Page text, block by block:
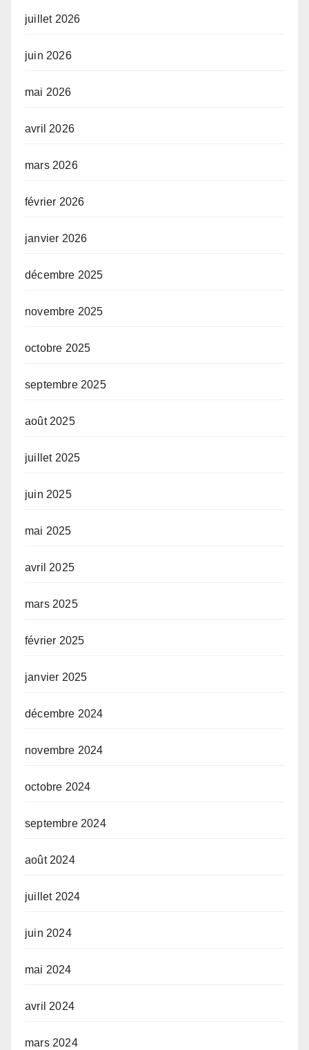
juillet 2026
juin 2026
mai 2026
avril 2026
mars 2026
février 2026
janvier 2026
décembre 2025
novembre 2025
octobre 2025
septembre 2025
août 2025
juillet 2025
juin 2025
mai 2025
avril 2025
mars 2025
février 2025
janvier 2025
décembre 2024
novembre 2024
octobre 2024
septembre 2024
août 2024
juillet 2024
juin 2024
mai 2024
avril 2024
mars 2024